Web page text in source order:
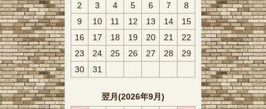
2
3 4 5 6 7
8
9
10 11 12 13 14
15
16
17 18 19 20 21
22
23
24 25 26 27 28
29
30
31
翌月(2026年9月)